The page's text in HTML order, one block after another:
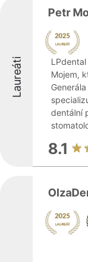
Laureáti
Petr
Mojem,
dentální
8.1